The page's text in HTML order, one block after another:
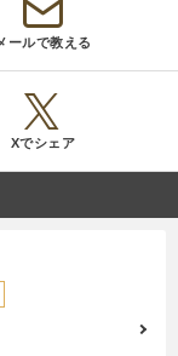
ールで教える
Xでシェア